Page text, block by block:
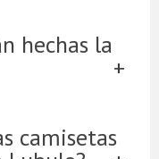
hechas la
camisetas